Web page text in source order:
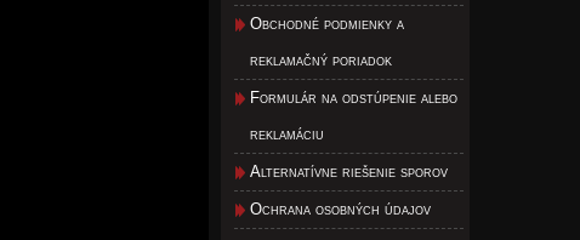
Obchodné podmienky a
reklamačný poriadok
Formulár na odstúpenie alebo
reklamáciu
Alternatívne riešenie sporov
Ochrana osobných údajov